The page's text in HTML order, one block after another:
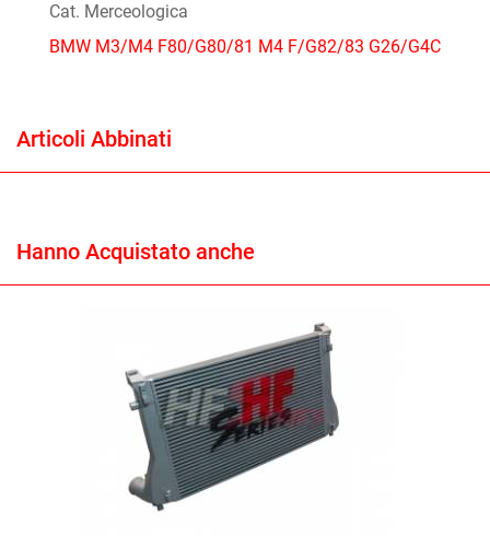
Cat. Merceologica
BMW M3/M4 F80/G80/81 M4 F/G82/83 G26/G4C
Articoli Abbinati
Hanno Acquistato anche